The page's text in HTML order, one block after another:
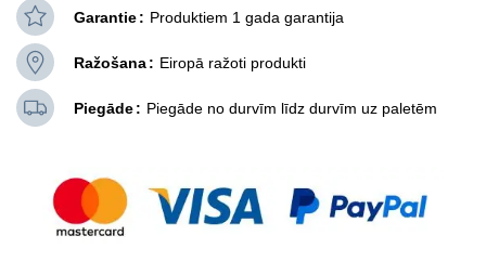
Garantie Produktiem 1 gada garantija
Ražošana Eiropā ražoti produkti
Piegāde Piegāde no durvīm līdz durvīm uz paletēm